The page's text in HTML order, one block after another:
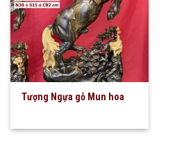
Tượng Ngựa gỗ Mun hoa